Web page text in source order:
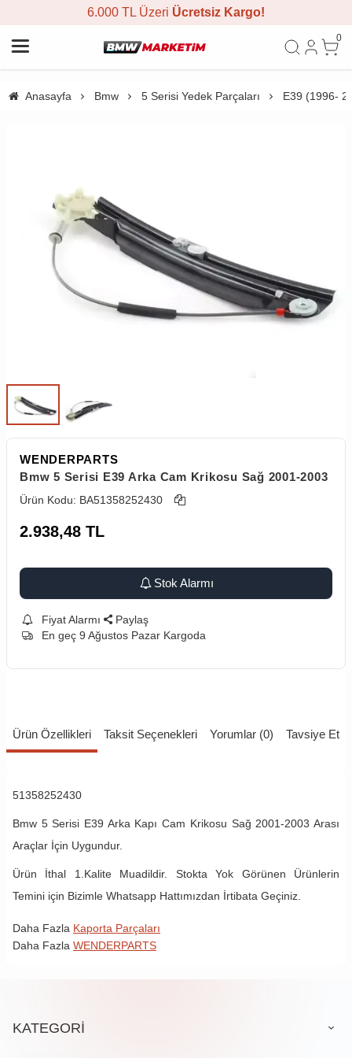
6.000 TL Üzeri Ücretsiz Kargo!
0
Anasayfa Bmw 5 Serisi Yedek Parçaları E39 (1996-
WENDERPARTS
Bmw 5 Serisi E39 Arka Cam Krikosu Sağ 2001-2003
Ürün Kodu: BA51358252430
2.938,48 TL
Stok Alarmı
Fiyat Alarmı
Paylaş
En geç 9 Ağustos Pazar Kargoda
Ürün Özellikleri Taksit Seçenekleri Yorumlar (0) Tavsiye Et
51358252430
Bmw 5 Serisi E39 Arka Kapı Cam Krikosu Sağ 2001-2003 Arası
Araçlar İçin Uygundur.
Ürün İthal 1.Kalite Muadildir. Stokta Yok Görünen Ürünlerin
Temini için Bizimle Whatsapp Hattımızdan İrtibata Geçiniz.
Daha Fazla Kaporta Parçaları
Daha Fazla WENDERPARTS
KATEGORİ